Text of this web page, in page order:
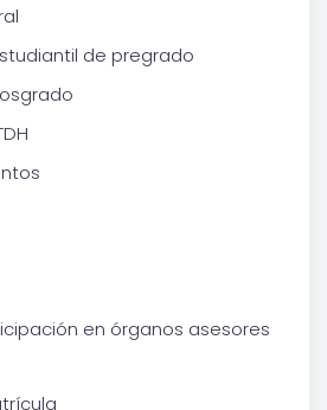
de pregrado
en órganos asesores